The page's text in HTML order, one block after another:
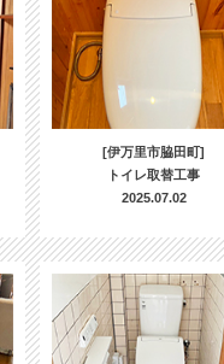
[伊万里市脇田町]
トイレ取替工事
2025.07.02